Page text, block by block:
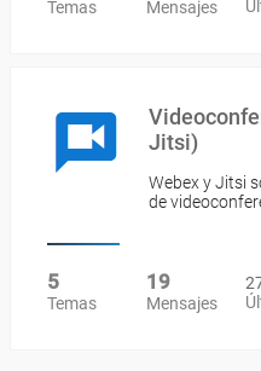
Temas Mensajes
Jitsi)
Webex y Jitsi
de
5
Temas
19
Mensajes